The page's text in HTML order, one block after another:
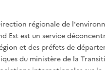
régionale de
Est est un service
et des préfets de
du ministère de la